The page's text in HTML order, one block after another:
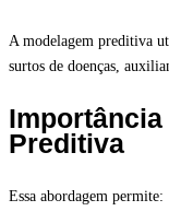
A modelagem preditiva
surtos de doenças,
Importância
Preditiva
Essa abordagem permite: